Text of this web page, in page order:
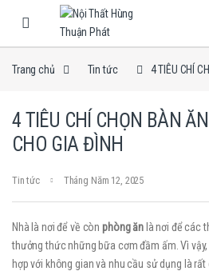
Skip to navigation
Skip to content
Trang chủ Tin tức 4 TIÊU CHÍ
4 TIÊU CHÍ CHỌN BÀN
CHO GIA ĐÌNH
Tin tức Tháng Năm 12, 2025
Nhà là nơi để về cònphòng ănlà nơi để các
thưởng thức những bữa cơm đầm ấm. Vì
hợp với không gian và nhu cầu sử dụng là rất